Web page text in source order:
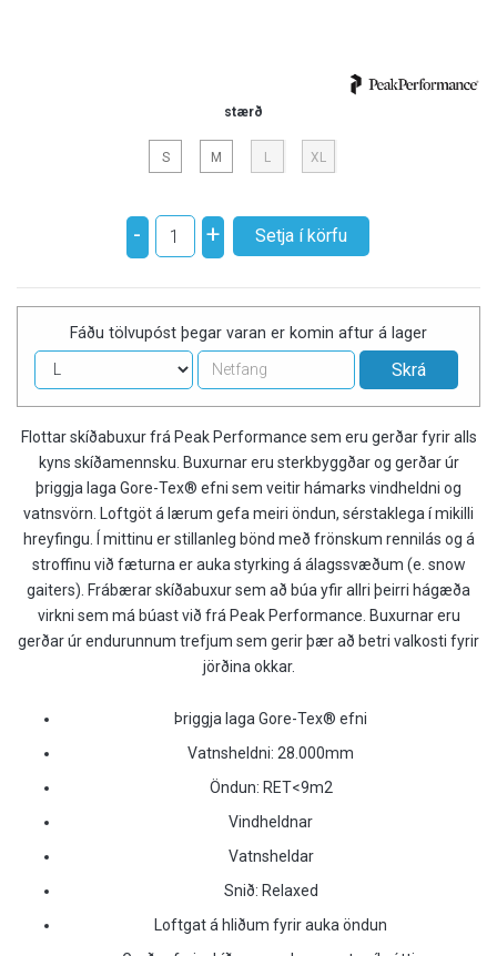
stærð
S M L XL
- +
Fáðu tölvupóst þegar varan er komin aftur á lager
Flottar skíðabuxur frá Peak Performance sem eru gerðar fyrir alls
kyns skíðamennsku. Buxurnar eru sterkbyggðar og gerðar úr
þriggja laga Gore-Tex® efni sem veitir hámarks vindheldni og
vatnsvörn. Loftgöt á lærum gefa meiri öndun, sérstaklega í mikilli
hreyfingu. Í mittinu er stillanleg bönd með frönskum rennilás og á
stroffinu við fæturna er auka styrking á álagssvæðum (e. snow
gaiters). Frábærar skíðabuxur sem að búa yfir allri þeirri hágæða
virkni sem má búast við frá Peak Performance. Buxurnar eru
gerðar úr endurunnum trefjum sem gerir þær að betri valkosti fyrir
jörðina okkar.
Þriggja laga Gore-Tex® efni
Vatnsheldni: 28.000mm
Öndun: RET<9m2
Vindheldnar
Vatnsheldar
Snið: Relaxed
Loftgat á hliðum fyrir auka öndun